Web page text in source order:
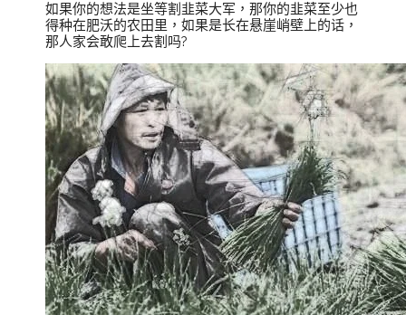
如果你的想法是坐等割韭菜大军，那你的韭菜至少也
得种在肥沃的农田里，如果是长在悬崖峭壁上的话，
那人家会敢爬上去割吗?